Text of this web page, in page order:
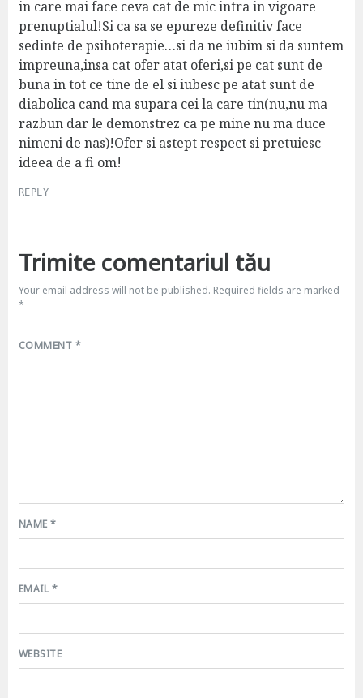
in care mai face ceva cat de mic intra in vigoare
prenuptialul!Si ca sa se epureze definitiv face
sedinte de psihoterapie…si da ne iubim si da suntem
impreuna,insa cat ofer atat oferi,si pe cat sunt de
buna in tot ce tine de el si iubesc pe atat sunt de
diabolica cand ma supara cei la care tin(nu,nu ma
razbun dar le demonstrez ca pe mine nu ma duce
nimeni de nas)!Ofer si astept respect si pretuiesc
ideea de a fi om!
REPLY
Trimite comentariul tău
Your email address will not be published. Required fields are marked
*
COMMENT *
NAME*
EMAIL*
WEBSITE